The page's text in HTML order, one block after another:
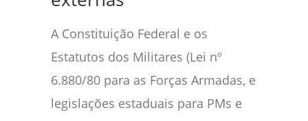
A Constituição Federal e os
Estatutos dos Militares (Lei nº
6.880/80 para as Forças Armadas, e
legislações estaduais para PMs e